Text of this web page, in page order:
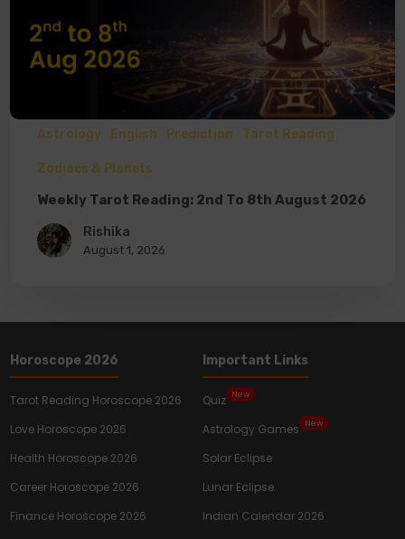
Astrology English Prediction Tarot Reading
Zodiacs & Planets
Weekly Tarot Reading: 2nd To 8th August 2026
Rishika
August 1, 2026
Horoscope 2026
Tarot Reading Horoscope 2026
Love Horoscope 2026
Health Horoscope 2026
Career Horoscope 2026
Finance Horoscope 2026
Important Links
Quiz New
Astrology Games New
Solar Eclipse
Lunar Eclipse
Indian Calendar 2026